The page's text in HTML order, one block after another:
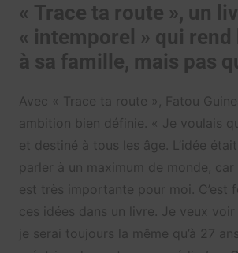
« Trace ta route », un
« intemporel » qui
à sa famille, mais pas
Avec « Trace ta route », Fatou
ambition bien définie. « Je voulais
et destiné à tous les âge. L’idée était
parler à un maximum de monde,
est très importante pour moi. C’est
ces idées dans un livre. Je veux voir
je serai toujours la même qu’à 27